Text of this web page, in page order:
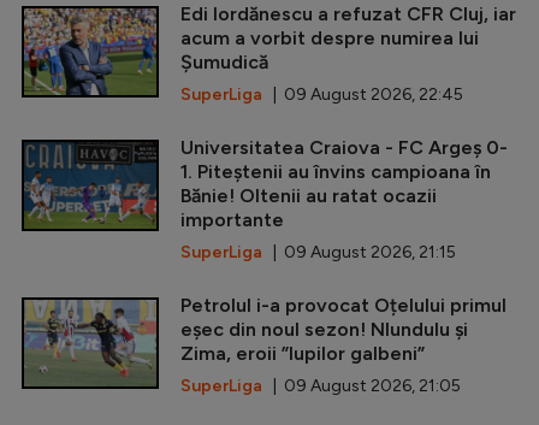
Edi Iordănescu a refuzat CFR Cluj, iar
acum a vorbit despre numirea lui
Șumudică
SuperLiga | 09 August 2026, 22:45
Universitatea Craiova - FC Argeș 0-
1. Piteștenii au învins campioana în
Bănie! Oltenii au ratat ocazii
importante
SuperLiga | 09 August 2026, 21:15
Petrolul i-a provocat Oțelului primul
eșec din noul sezon! Nlundulu și
Zima, eroii ”lupilor galbeni”
SuperLiga | 09 August 2026, 21:05